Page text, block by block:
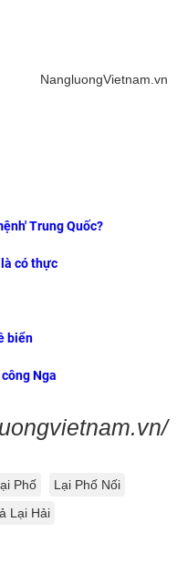
NangluongVietnam.vn
Trung Quốc?
có thực
biển
Nga
Phố
Lại Phố Nối
Lại Hải